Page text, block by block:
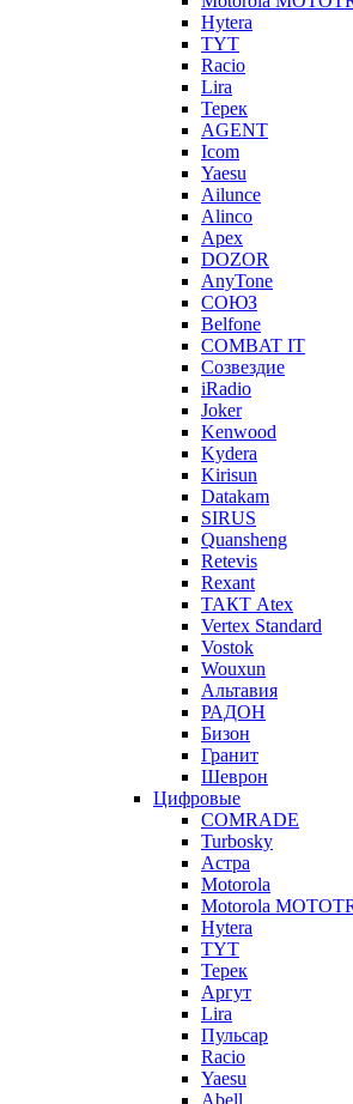
Hytera
TYT
Racio
Lira
Терек
AGENT
Icom
Yaesu
Ailunce
Alinco
Apex
DOZOR
AnyTone
СОЮЗ
Belfone
COMBAT IT
Созвездие
iRadio
Joker
Kenwood
Kydera
Kirisun
Datakam
SIRUS
Quansheng
Retevis
Rexant
ТАКТ Atex
Vertex Standard
Vostok
Wouxun
Альтавия
РАДОН
Бизон
Гранит
Шеврон
Цифровые
COMRADE
Turbosky
Астра
Motorola
Motorola
Hytera
TYT
Терек
Аргут
Lira
Пульсар
Racio
Yaesu
Abell